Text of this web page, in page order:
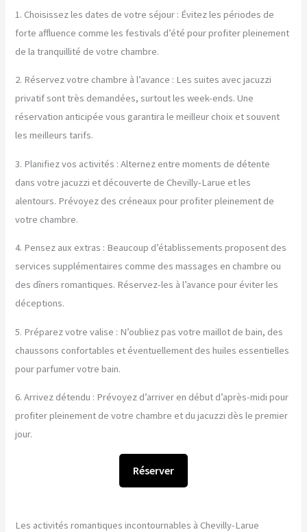
1. Choisissez les dates de votre séjour : Évitez les périodes de
forte affluence comme les festivals d’été pour profiter pleinement
de la tranquillité de votre chambre.
2. Réservez votre chambre à l’avance : Les suites avec jacuzzi
privatif sont très demandées, surtout les week-ends. Une
réservation anticipée vous garantira le meilleur choix et souvent
les meilleurs tarifs.
3. Planifiez vos activités : Alternez entre moments de détente
dans votre jacuzzi et découverte de Chevilly-Larue et les
alentours. Prévoyez des créneaux pour profiter pleinement de
votre chambre.
4. Pensez aux extras : Beaucoup d’établissements proposent des
services supplémentaires comme des massages en chambre ou
des dîners romantiques. Réservez-les à l’avance pour éviter les
déceptions.
5. Préparez votre valise : N’oubliez pas votre maillot de bain, des
chaussons confortables et éventuellement des huiles essentielles
pour parfumer votre bain.
6. Arrivez détendu : Prévoyez d’arriver en début d’après-midi pour
profiter pleinement de votre chambre et du jacuzzi dès le premier
jour.
Réserver
Les activités romantiques incontournables à Chevilly-Larue